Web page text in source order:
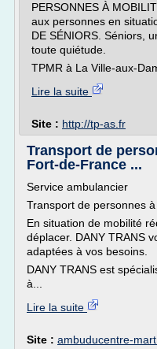
PERSONNES À
aux personnes en
DE SÉNIORS. Séniors,
toute quiétude.
TPMR à La Ville-aux-
Lire la suite
Site : http://tp-as.fr
Transport de
Fort-de-France ...
Service ambulancier
Transport de personnes
En situation de mobilité
déplacer. DANY TRANS
adaptées à vos besoins.
DANY TRANS est
à...
Lire la suite
Site : ambuducentre-